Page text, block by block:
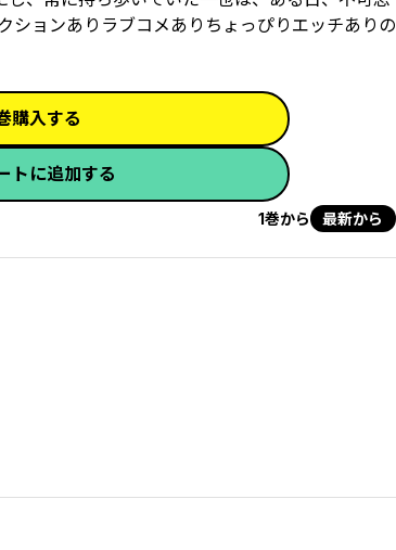
ションありラブコメありちょっぴりエッチありの
購入する
トに追加する
1巻から 最新から